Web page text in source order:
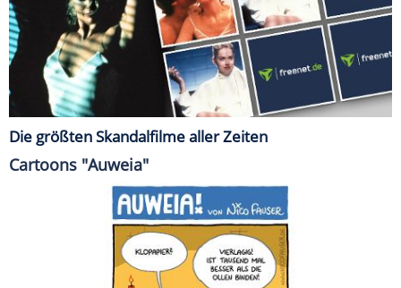
Die größten Skandalfilme aller Zeiten
Cartoons "Auweia"